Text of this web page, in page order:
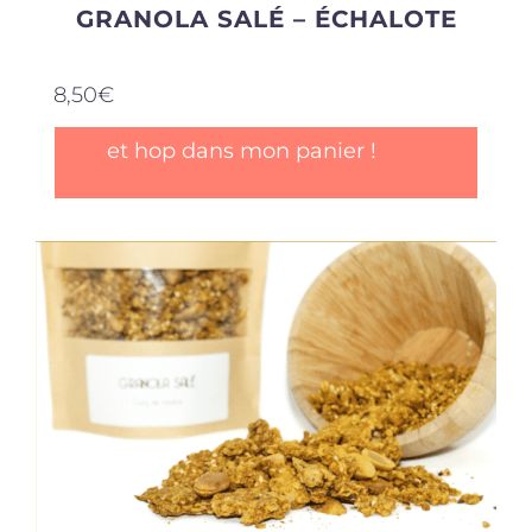
GRANOLA SALÉ – ÉCHALOTE
8,50€
et hop dans mon panier !